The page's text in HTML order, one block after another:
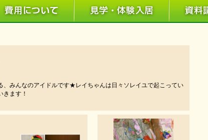
みんなのアイドルです★レイちゃんは日々ソレイユで起こってい
ます！